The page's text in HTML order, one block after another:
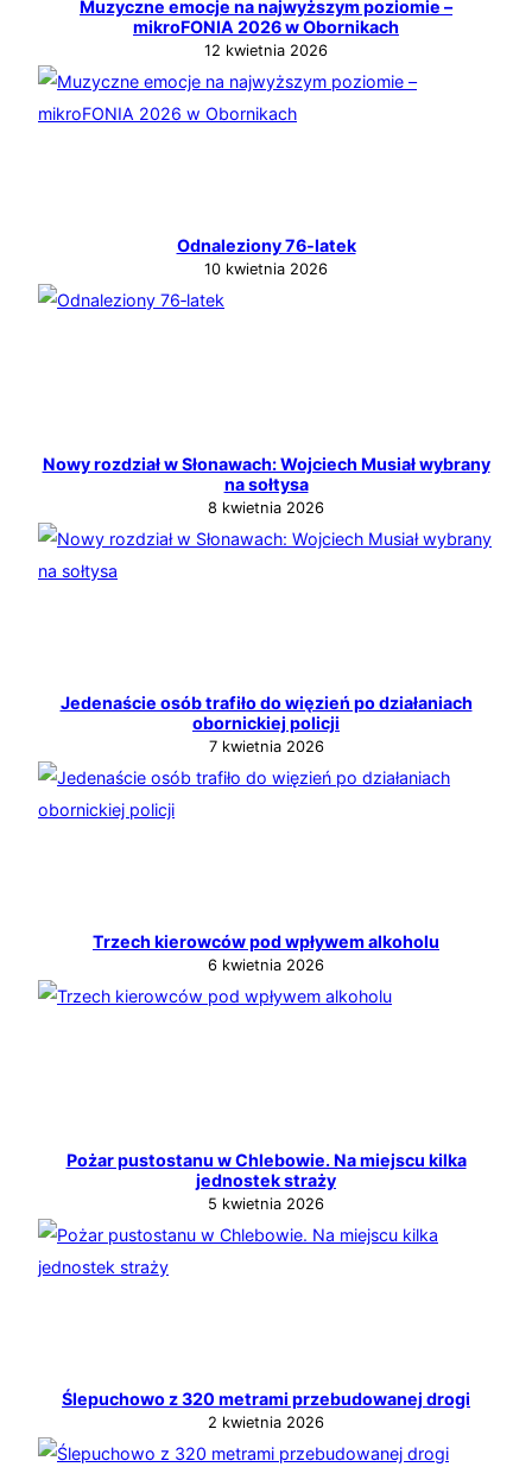
Muzyczne emocje na najwyższym poziomie –
mikroFONIA 2026 w Obornikach
12 kwietnia 2026
Odnaleziony 76‑latek
10 kwietnia 2026
Nowy rozdział w Słonawach: Wojciech Musiał wybrany
na sołtysa
8 kwietnia 2026
Jedenaście osób trafiło do więzień po działaniach
obornickiej policji
7 kwietnia 2026
Trzech kierowców pod wpływem alkoholu
6 kwietnia 2026
Pożar pustostanu w Chlebowie. Na miejscu kilka
jednostek straży
5 kwietnia 2026
Ślepuchowo z 320 metrami przebudowanej drogi
2 kwietnia 2026